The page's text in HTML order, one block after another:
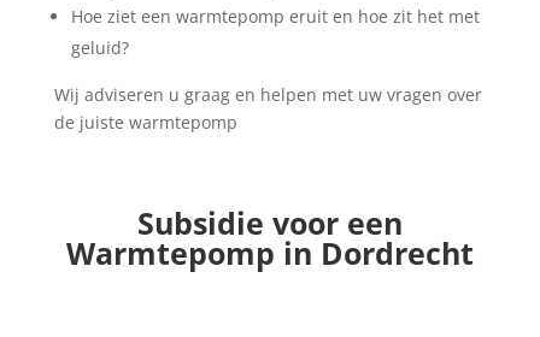
Hoe ziet een warmtepomp eruit en hoe zit het met
geluid?
Wij adviseren u graag en helpen met uw vragen over
de juiste warmtepomp
Subsidie voor een
Warmtepomp in Dordrecht